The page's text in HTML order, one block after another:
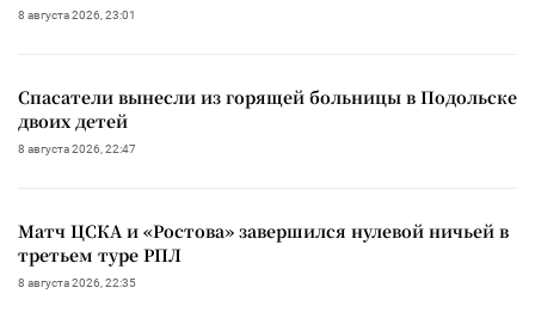
8 августа 2026, 23:01
Спасатели вынесли из горящей больницы в Подольске
двоих детей
8 августа 2026, 22:47
Матч ЦСКА и «Ростова» завершился нулевой ничьей в
третьем туре РПЛ
8 августа 2026, 22:35